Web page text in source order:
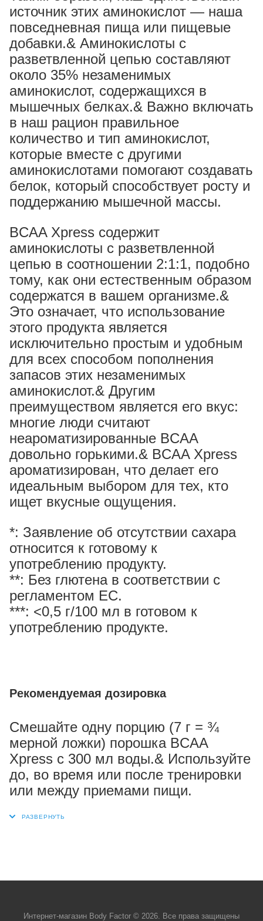
источник этих аминокислот — наша
повседневная пища или пищевые
добавки.& Аминокислоты с
разветвленной цепью составляют
около 35% незаменимых
аминокислот, содержащихся в
мышечных белках.& Важно включать
в наш рацион правильное
количество и тип аминокислот,
которые вместе с другими
аминокислотами помогают создавать
белок, который способствует росту и
поддержанию мышечной массы.
BCAA Xpress содержит
аминокислоты с разветвленной
цепью в соотношении 2:1:1, подобно
тому, как они естественным образом
содержатся в вашем организме.&
Это означает, что использование
этого продукта является
исключительно простым и удобным
для всех способом пополнения
запасов этих незаменимых
аминокислот.& Другим
преимуществом является его вкус:
многие люди считают
неароматизированные BCAA
довольно горькими.& BCAA Xpress
ароматизирован, что делает его
идеальным выбором для тех, кто
ищет вкусные ощущения.
*: Заявление об отсутствии сахара
относится к готовому к
употреблению продукту.
**: Без глютена в соответствии с
регламентом ЕС.
***: <0,5 г/100 мл в готовом к
употреблению продукте.
Рекомендуемая дозировка
Смешайте одну порцию (7 г = ¾
мерной ложки) порошка BCAA
Xpress с 300 мл воды.& Используйте
до, во время или после тренировки
или между приемами пищи.
Интернет-магазин Body Factor © 2026. Все права защищены